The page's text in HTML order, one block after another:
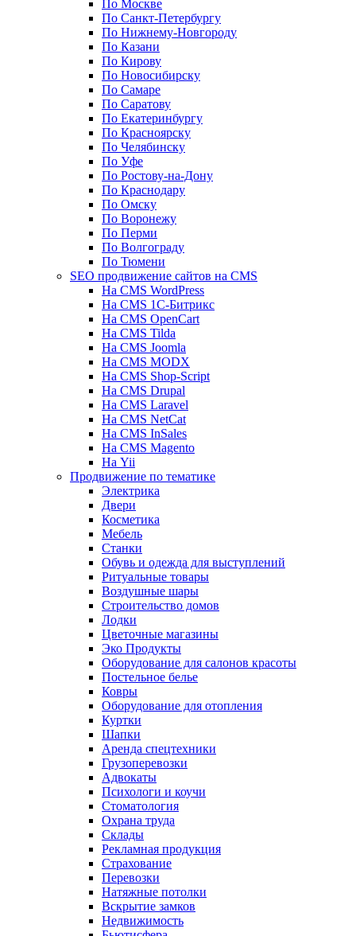
По Москве
По Санкт-Петербургу
По Нижнему-Новгороду
По Казани
По Кирову
По Новосибирску
По Самаре
По Саратову
По Екатеринбургу
По Красноярску
По Челябинску
По Уфе
По Ростову-на-Дону
По Краснодару
По Омску
По Воронежу
По Перми
По Волгограду
По Тюмени
SEO продвижение сайтов на CMS
На CMS WordPress
На CMS 1С-Битрикс
На CMS OpenCart
На CMS Tilda
На CMS Joomla
На CMS MODX
На CMS Shop-Script
На CMS Drupal
На CMS Laravel
На CMS NetCat
На CMS InSales
На CMS Magento
На Yii
Продвижение по тематике
Электрика
Двери
Косметика
Мебель
Станки
Обувь и одежда для выступлений
Ритуальные товары
Воздушные шары
Строительство домов
Лодки
Цветочные магазины
Эко Продукты
Оборудование для салонов красоты
Постельное белье
Ковры
Оборудование для отопления
Куртки
Шапки
Аренда спецтехники
Грузоперевозки
Адвокаты
Психологи и коучи
Стоматология
Охрана труда
Склады
Рекламная продукция
Страхование
Перевозки
Натяжные потолки
Вскрытие замков
Недвижимость